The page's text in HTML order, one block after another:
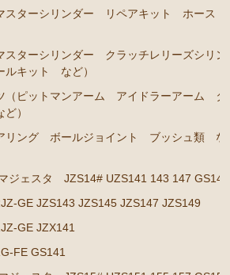
マスターシリンダー リペアキッ
マスターシリンダー クラッチレリ
ーバーホールキット など）
ツ（ピットマンアーム アイドラー
エンド など）
アリング ボールジョイント ブッ
GE JZS143 JZS145 JZS147 JZ
スターシリンダー リペアキット ホース
スターシリンダー クラッチレリーズシリン
キット など）
（ピットマンアーム アイドラーアーム タ
）
リング ボールジョイント ブッシュ類 な
ジェスタ JZS14# UZS141 143 147 GS141
GE JZS143 JZS145 JZS147 JZS149
GE JZX141
FE GS141